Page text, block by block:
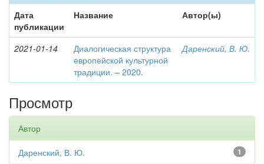
Дата
публикации
Название Автор(ы)
2021-01-14
Диалогическая структура
европейской культурной
традиции. – 2020.
Даренский, В. Ю.
Просмотр
Автор
1
Даренский, В. Ю.